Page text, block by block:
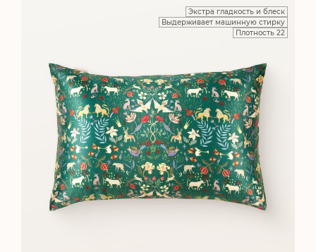
Экстра гладкость и блеск
Выдерживает машинную стирку
Плотность 22